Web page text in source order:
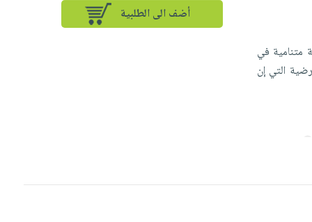
‏متنامية في
التي إن
أضف الى الطلبية